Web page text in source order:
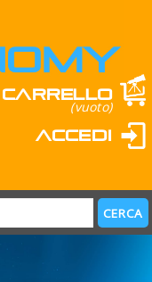
Carrello
(vuoto)
Accedi